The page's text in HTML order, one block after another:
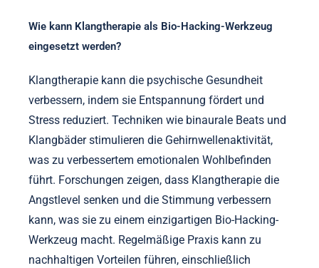
Wie kann Klangtherapie als Bio-Hacking-Werkzeug
eingesetzt werden?
Klangtherapie kann die psychische Gesundheit
verbessern, indem sie Entspannung fördert und
Stress reduziert. Techniken wie binaurale Beats und
Klangbäder stimulieren die Gehirnwellenaktivität,
was zu verbessertem emotionalen Wohlbefinden
führt. Forschungen zeigen, dass Klangtherapie die
Angstlevel senken und die Stimmung verbessern
kann, was sie zu einem einzigartigen Bio-Hacking-
Werkzeug macht. Regelmäßige Praxis kann zu
nachhaltigen Vorteilen führen, einschließlich